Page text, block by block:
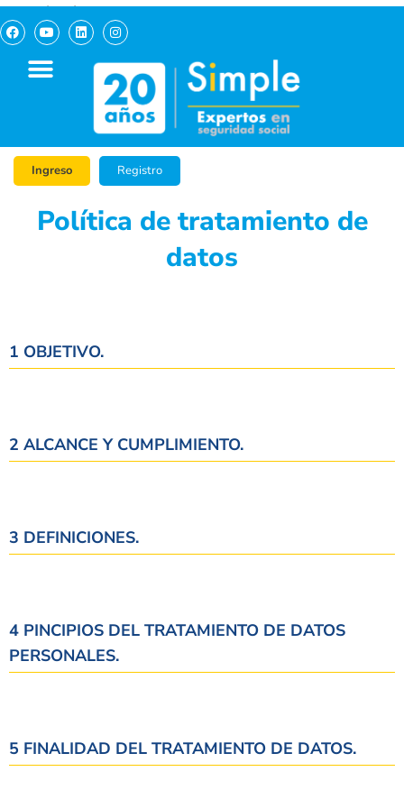
pagosimple.com
Ingreso Registro
Política de tratamiento de
datos
1 OBJETIVO.
2 ALCANCE Y CUMPLIMIENTO.
3 DEFINICIONES.
4 PINCIPIOS DEL TRATAMIENTO DE DATOS
PERSONALES.
5 FINALIDAD DEL TRATAMIENTO DE DATOS.